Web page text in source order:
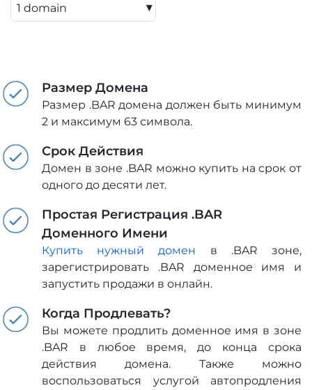
▾
Размер Домена
Размер .BAR домена должен быть минимум
2 и максимум 63 символа.
Срок Действия
Домен в зоне .BAR можно купить на срок от
одного до десяти лет.
Простая Регистрация .BAR
Доменного Имени
Купить нужный домен в .BAR зоне,
зарегистрировать .BAR доменное имя и
запустить продажи в онлайн.
Когда Продлевать?
Вы можете продлить доменное имя в зоне
.BAR в любое время, до конца срока
действия домена. Также можно
воспользоваться услугой автопродления